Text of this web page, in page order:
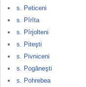
s. Peticeni
s. Pîrîta
s. Pîrjolteni
s. Piteşti
s. Pivniceni
s. Pogăneşti
s. Pohrebea